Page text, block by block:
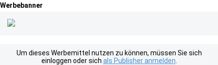
Werbebanner
Um dieses Werbemittel nutzen zu können, müssen Sie sich
einloggen oder sich als Publisher anmelden